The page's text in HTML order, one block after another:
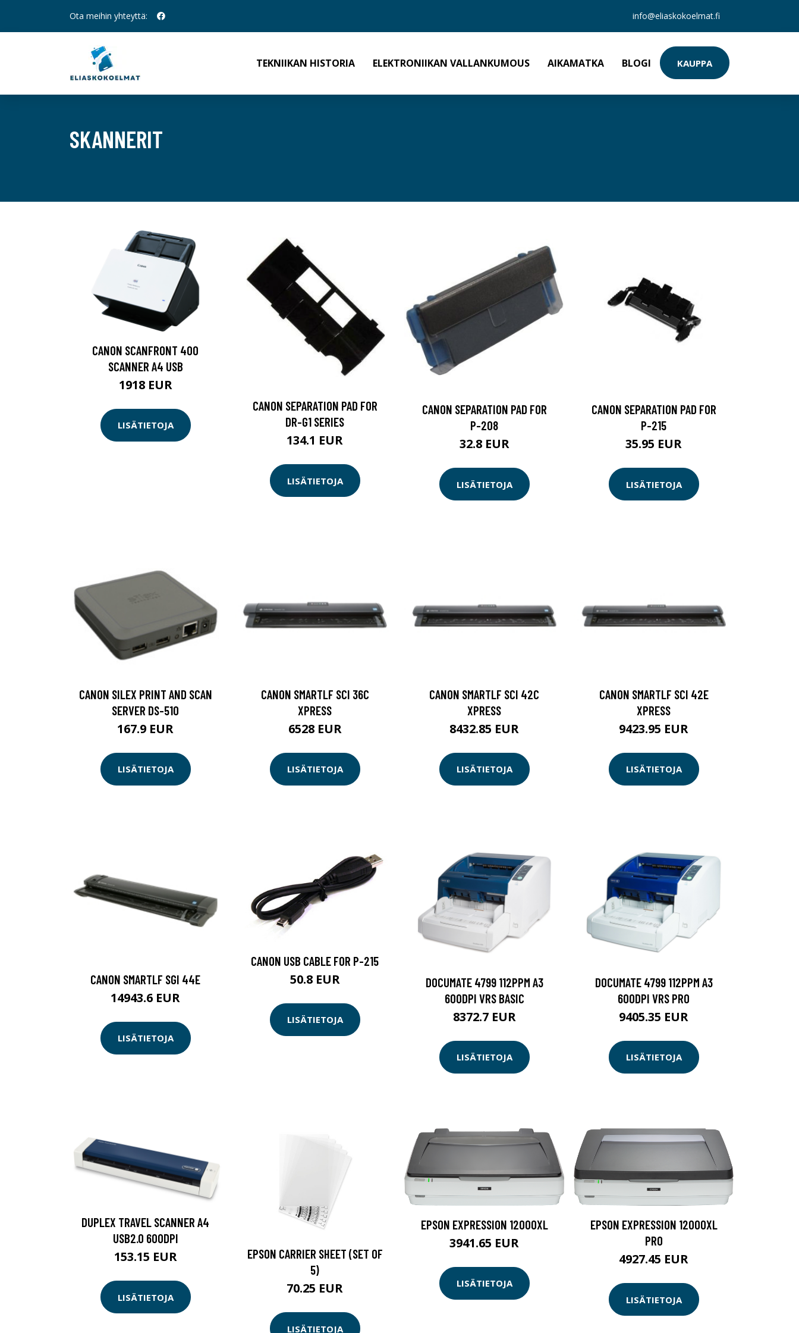
Ota meihin yhteyttä: info@eliaskokoelmat.fi
TEKNIIKAN HISTORIA ELEKTRONIIKAN VALLANKUMOUS AIKAMATKA BLOGI KAUPPA
SKANNERIT
CANON SCANFRONT 400
SCANNER A4 USB
1918 EUR
LISÄTIETOJA
CANON SEPARATION PAD FOR
DR-G1 SERIES
134.1 EUR
LISÄTIETOJA
CANON SEPARATION PAD FOR
P-208
32.8 EUR
LISÄTIETOJA
CANON SEPARATION PAD FOR
P-215
35.95 EUR
LISÄTIETOJA
CANON SILEX PRINT AND SCAN
SERVER DS-510
167.9 EUR
LISÄTIETOJA
CANON SMARTLF SCI 36C
XPRESS
6528 EUR
LISÄTIETOJA
CANON SMARTLF SCI 42C
XPRESS
8432.85 EUR
LISÄTIETOJA
CANON SMARTLF SCI 42E
XPRESS
9423.95 EUR
LISÄTIETOJA
CANON SMARTLF SGI 44E
14943.6 EUR
LISÄTIETOJA
CANON USB CABLE FOR P-215
50.8 EUR
LISÄTIETOJA
DOCUMATE 4799 112PPM A3
600DPI VRS BASIC
8372.7 EUR
LISÄTIETOJA
DOCUMATE 4799 112PPM A3
600DPI VRS PRO
9405.35 EUR
LISÄTIETOJA
DUPLEX TRAVEL SCANNER A4
USB2.0 600DPI
153.15 EUR
LISÄTIETOJA
EPSON CARRIER SHEET (SET OF
5)
70.25 EUR
LISÄTIETOJA
EPSON EXPRESSION 12000XL
3941.65 EUR
LISÄTIETOJA
EPSON EXPRESSION 12000XL
PRO
4927.45 EUR
LISÄTIETOJA